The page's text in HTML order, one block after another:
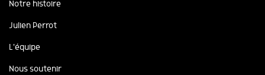
Notre histoire
Julien Perrot
L'équipe
Nous soutenir